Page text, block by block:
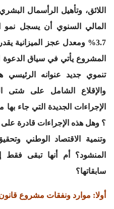
اللائق، وتأهيل الرأسمال
المالي السنوي أن يسجل نمو
المشروع يأتي في سياق الدعوة
تنموي جديد عنوانه الرئيسي
والإقلاع الشامل على شتى
؟ وهل هذه الإجراءات قادرة على
وتنمية الاقتصاد الوطني
المنشود؟ أم أنها تبقى
سابقاتها؟
أولا: موارد ونفقات مشروع قانون